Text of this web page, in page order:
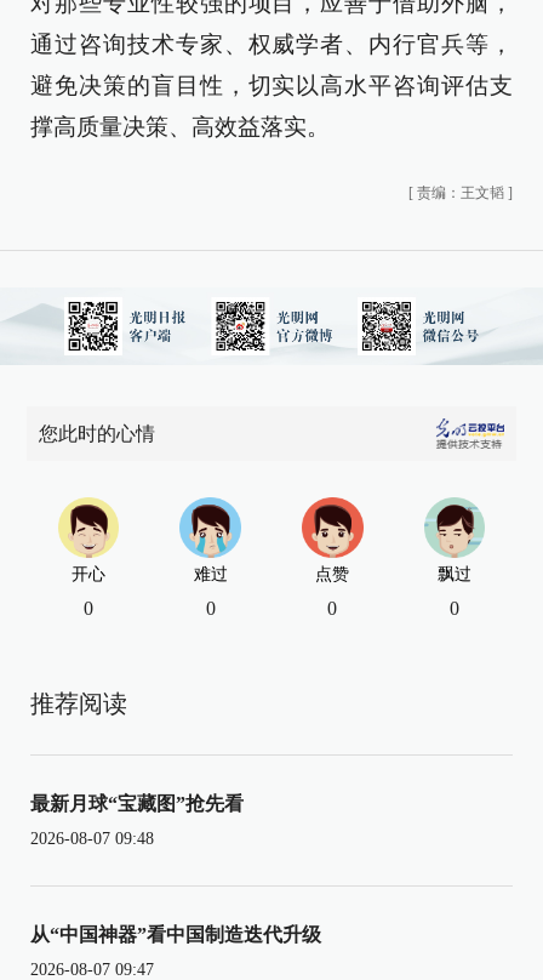
通过咨询技术专家、权威学者、内行官兵等，
避免决策的盲目性，切实以高水平咨询评估支
撑高质量决策、高效益落实。
[ 责编：王文韬 ]
您此时的心情
开心
0
难过
0
点赞
0
飘过
0
推荐阅读
最新月球“宝藏图”抢先看
2026-08-07 09:48
从“中国神器”看中国制造迭代升级
2026-08-07 09:47